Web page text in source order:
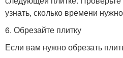
узнать, сколько времени
6. Обрезайте плитку
Если вам нужно обрезать